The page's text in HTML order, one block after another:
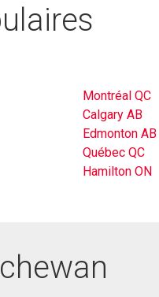
Montréal QC
Calgary AB
Edmonton AB
Québec QC
Hamilton ON